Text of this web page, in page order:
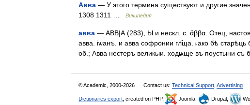
Авва — У этого термина существуют и другие
1308 1311 …
Википедия
авва — АВВ|А (283), Ы и нескл. с. ἄββα. Отец,
авва. іѡанъ. и авва софронии гл҃ща. ˫ако бѣ
об.; Авва нестеръ великыи. ходѩще въ поустыни
© Academic, 2000-2026 Contact us: Technical Support Advertising
Dictionaries export , created on PHP, Joomla, Drupal,